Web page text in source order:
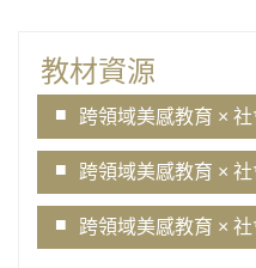
教材資源
跨領域美感教育 ×
跨領域美感教育 ×
跨領域美感教育 ×